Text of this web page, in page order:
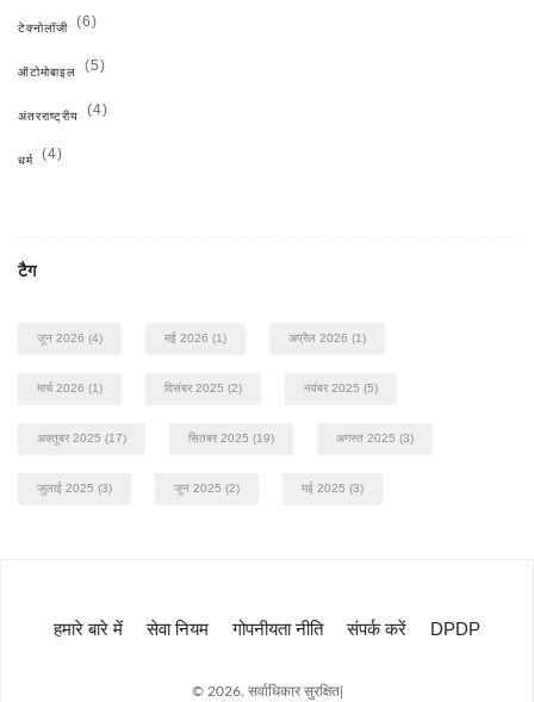
टेक्नोलॉजी (6)
ऑटोमोबाइल (5)
अंतरराष्ट्रीय (4)
धर्म (4)
टैग
जून 2026 (4) मई 2026 (1) अप्रैल 2026 (1)
मार्च 2026 (1) दिसंबर 2025 (2) नवंबर 2025 (5)
अक्तूबर 2025 (17) सितंबर 2025 (19) अगस्त 2025 (3)
जुलाई 2025 (3) जून 2025 (2) मई 2025 (3)
हमारे बारे में सेवा नियम गोपनीयता नीति संपर्क करें DPDP
© 2026. सर्वाधिकार सुरक्षित|